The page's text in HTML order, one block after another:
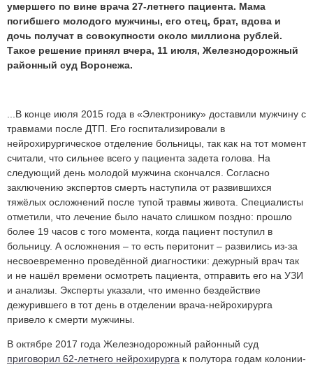
умершего по вине врача 27-летнего пациента. Мама
погибшего молодого мужчины, его отец, брат, вдова и
дочь получат в совокупности около миллиона рублей.
Такое решение принял вчера, 11 июля, Железнодорожный
районный суд Воронежа.
...В конце июля 2015 года в «Электронику» доставили мужчину с
травмами после ДТП. Его госпитализировали в
нейрохирургическое отделение больницы, так как на тот момент
считали, что сильнее всего у пациента задета голова. На
следующий день молодой мужчина скончался. Согласно
заключению экспертов смерть наступила от развившихся
тяжёлых осложнений после тупой травмы живота. Специалисты
отметили, что лечение было начато слишком поздно: прошло
более 19 часов с того момента, когда пациент поступил в
больницу. А осложнения – то есть перитонит – развились из-за
несвоевременно проведённой диагностики: дежурный врач так
и не нашёл времени осмотреть пациента, отправить его на УЗИ
и анализы. Эксперты указали, что именно бездействие
дежурившего в тот день в отделении врача-нейрохирурга
привело к смерти мужчины.
В октябре 2017 года Железнодорожный районный суд
приговорил 62-летнего нейрохирурга к полутора годам колонии-